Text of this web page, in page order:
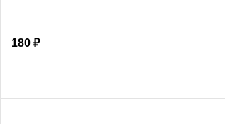
180 ₽